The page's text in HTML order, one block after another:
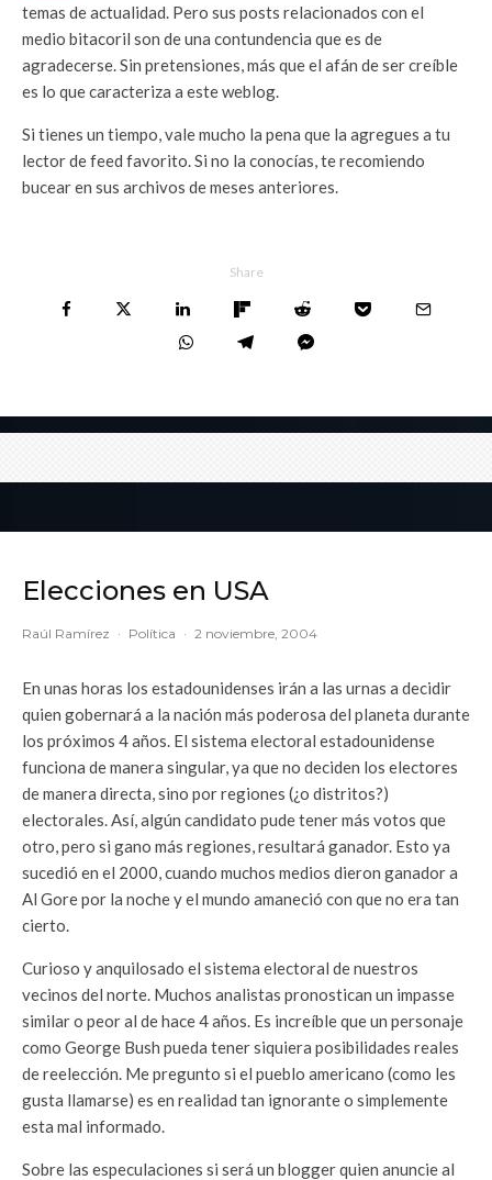
temas de actualidad. Pero sus posts relacionados con el
medio bitacoril son de una contundencia que es de
agradecerse. Sin pretensiones, más que el afán de ser creíble
es lo que caracteriza a este weblog.
Si tienes un tiempo, vale mucho la pena que la agregues a tu
lector de feed favorito. Si no la conocías, te recomiendo
bucear en sus archivos de meses anteriores.
Share
Elecciones en USA
Raúl Ramírez · Política · 2 noviembre, 2004
En unas horas los estadounidenses irán a las urnas a decidir
quien gobernará a la nación más poderosa del planeta durante
los próximos 4 años. El sistema electoral estadounidense
funciona de manera singular, ya que no deciden los electores
de manera directa, sino por regiones (¿o distritos?)
electorales. Así, algún candidato pude tener más votos que
otro, pero si gano más regiones, resultará ganador. Esto ya
sucedió en el 2000, cuando muchos medios dieron ganador a
Al Gore por la noche y el mundo amaneció con que no era tan
cierto.
Curioso y anquilosado el sistema electoral de nuestros
vecinos del norte. Muchos analistas pronostican un impasse
similar o peor al de hace 4 años. Es increíble que un personaje
como George Bush pueda tener siquiera posibilidades reales
de reelección. Me pregunto si el pueblo americano (como les
gusta llamarse) es en realidad tan ignorante o simplemente
esta mal informado.
Sobre las especulaciones si será un blogger quien anuncie al